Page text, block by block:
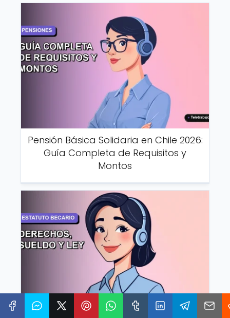
Pensión Básica Solidaria en Chile 2026:
Guía Completa de Requisitos y
Montos